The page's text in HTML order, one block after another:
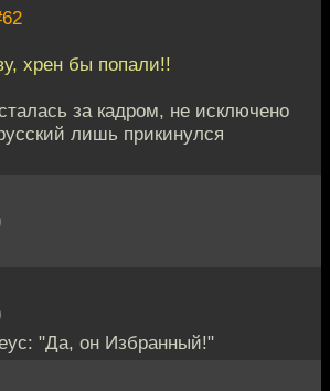
хрен бы попали!!
за кадром, не исключено
лишь прикинулся
"Да, он Избранный!"